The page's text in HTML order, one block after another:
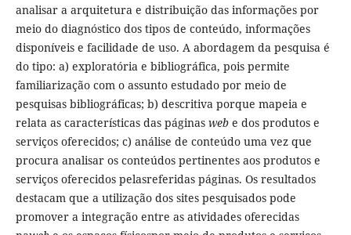
analisar a arquitetura e distribuição das informações por
meio do diagnóstico dos tipos de conteúdo, informações
disponíveis e facilidade de uso. A abordagem da pesquisa é
do tipo: a) exploratória e bibliográfica, pois permite
familiarização com o assunto estudado por meio de
pesquisas bibliográficas; b) descritiva porque mapeia e
relata as características das páginas webe dos produtos e
serviços oferecidos; c) análise de conteúdo uma vez que
procura analisar os conteúdos pertinentes aos produtos e
serviços oferecidos pelasreferidas páginas. Os resultados
destacam que a utilização dos sites pesquisados pode
promover a integração entre as atividades oferecidas